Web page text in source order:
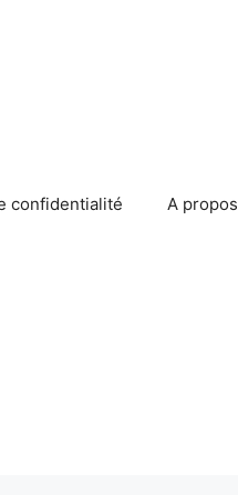
confidentialité A propos